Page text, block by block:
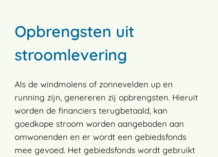
Opbrengsten uit
stroomlevering
Als de windmolens of zonnevelden up en
running zijn, genereren zij opbrengsten. Hieruit
worden de financiers terugbetaald, kan
goedkope stroom worden aangeboden aan
omwonenden en er wordt een gebiedsfonds
mee gevoed. Het gebiedsfonds wordt gebruikt